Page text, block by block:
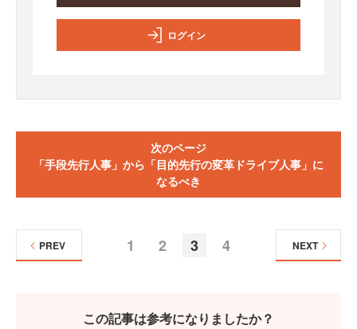
ログイン
次のページ
「手段先行人事」から「目的先行の変革ドライブ人事」に
なるべき
1 2 3 4
PREV NEXT
この記事は参考になりましたか？